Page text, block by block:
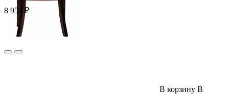
8 950 ₽
В корзину В